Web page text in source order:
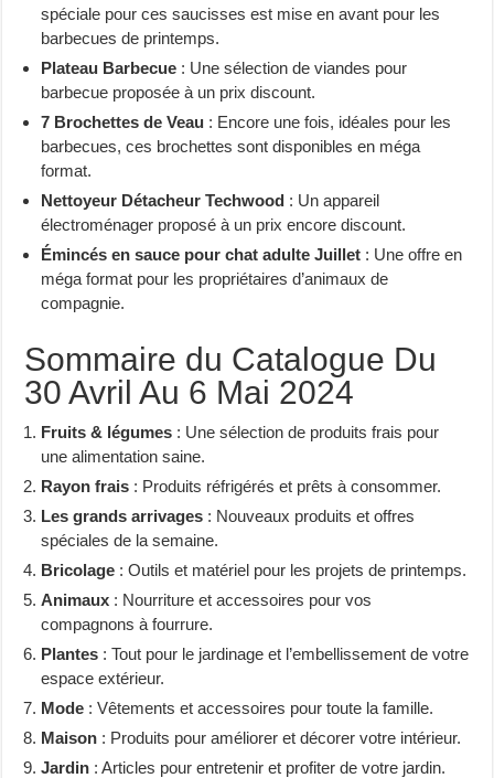
spéciale pour ces saucisses est mise en avant pour les
barbecues de printemps.
Plateau Barbecue : Une sélection de viandes pour
barbecue proposée à un prix discount.
7 Brochettes de Veau : Encore une fois, idéales pour les
barbecues, ces brochettes sont disponibles en méga
format.
Nettoyeur Détacheur Techwood : Un appareil
électroménager proposé à un prix encore discount.
Émincés en sauce pour chat adulte Juillet : Une offre en
méga format pour les propriétaires d’animaux de
compagnie.
Sommaire du Catalogue Du
30 Avril Au 6 Mai 2024
Fruits & légumes : Une sélection de produits frais pour
une alimentation saine.
Rayon frais : Produits réfrigérés et prêts à consommer.
Les grands arrivages : Nouveaux produits et offres
spéciales de la semaine.
Bricolage : Outils et matériel pour les projets de printemps.
Animaux : Nourriture et accessoires pour vos
compagnons à fourrure.
Plantes : Tout pour le jardinage et l’embellissement de votre
espace extérieur.
Mode : Vêtements et accessoires pour toute la famille.
Maison : Produits pour améliorer et décorer votre intérieur.
Jardin : Articles pour entretenir et profiter de votre jardin.